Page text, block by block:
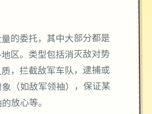
的委托，其中大部分都是
区。类型包括消灭敌对势
，拦截敌军车队，逮捕或
（如敌军领袖），保证某
放心等。